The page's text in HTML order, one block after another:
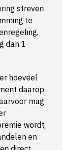
streven
te
dan 1
hoeveel
daarop
mag
wordt,
en